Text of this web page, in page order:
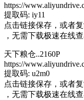
https://
提取码: iy11
点击链接保存，或者
，无需下载极速在线
天下粮仓..2160P
https://
提取码: u2m0
点击链接保存，或者
，无需下载极速在线